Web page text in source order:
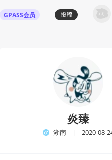
GPASS会员
炎臻
湖南 | 2020-08-